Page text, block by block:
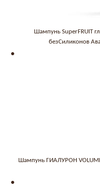
Шампунь SuperFRUIT
безСиликонов
Шампунь ГИАЛУРОН